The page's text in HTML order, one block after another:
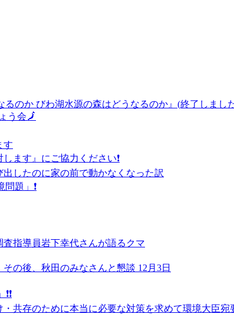
のか びわ湖水源の森はどうなるのか』(終了しました
う会🗾
す
ます』にご協力ください❗
したのに家の前で動かなくなった訳
題」❗
指導員岩下幸代さんが語るクマ
の後、秋田のみなさんと懇談 12月3日
共存のために本当に必要な対策を求めて環境大臣